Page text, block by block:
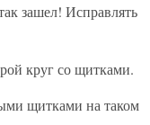
зашел! Исправлять
круг со щитками.
щитками на таком